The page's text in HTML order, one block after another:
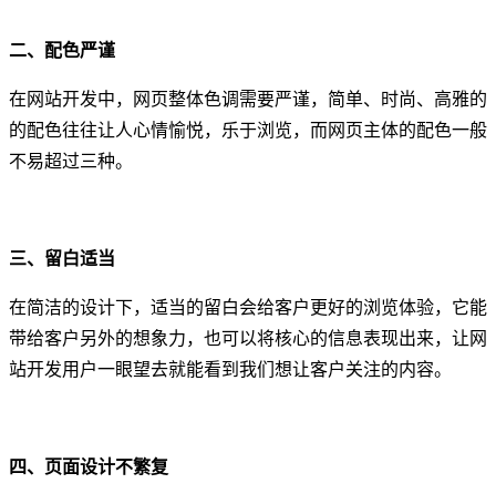
二、配色严谨
在网站开发中，网页整体色调需要严谨，简单、时尚、高雅的
的配色往往让人心情愉悦，乐于浏览，而网页主体的配色一般
不易超过三种。
三、留白适当
在简洁的设计下，适当的留白会给客户更好的浏览体验，它能
带给客户另外的想象力，也可以将核心的信息表现出来，让网
站开发用户一眼望去就能看到我们想让客户关注的内容。
四、页面设计不繁复